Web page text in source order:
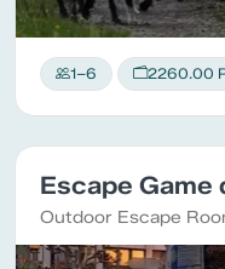
1–6 2260.00
Escape Game
Outdoor Escape